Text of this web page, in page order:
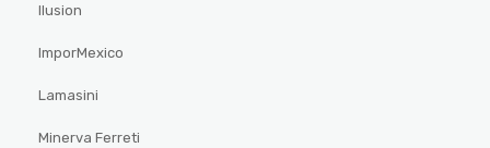
Ilusion
ImporMexico
Lamasini
Minerva Ferreti